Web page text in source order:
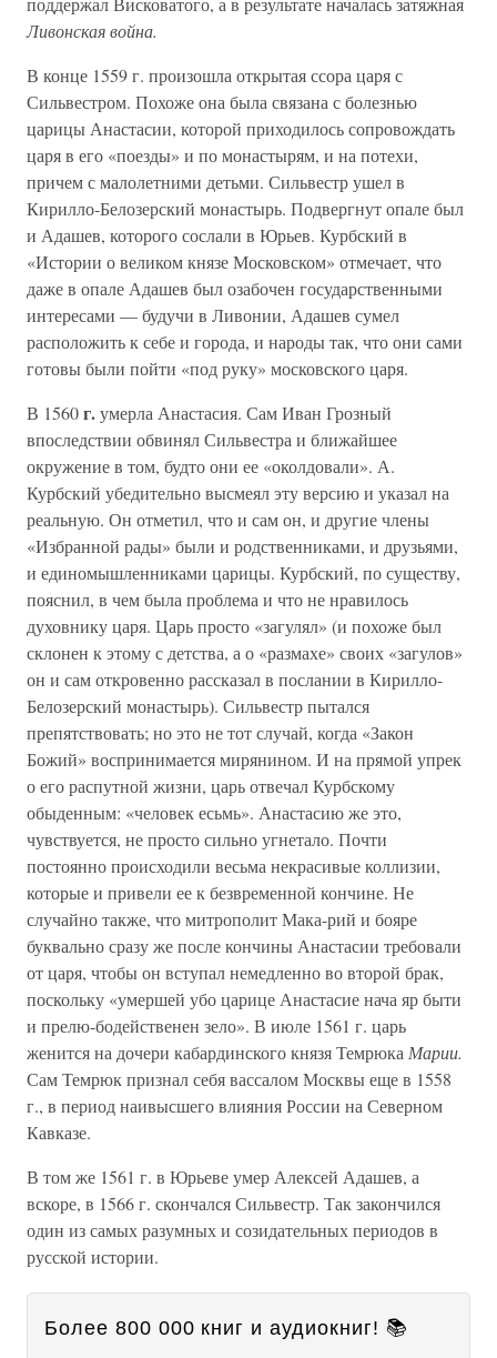
Ливонская война.
В конце 1559 г. произошла открытая ссора царя с
Сильвестром. Похоже она была связана с болезнью
царицы Анастасии, которой приходилось сопровождать
царя в его «поезды» и по монастырям, и на потехи,
причем с малолетними детьми. Сильвестр ушел в
Кирилло-Белозерский монастырь. Подвергнут опале был
и Адашев, которого сослали в Юрьев. Курбский в
«Истории о великом князе Московском» отмечает, что
даже в опале Адашев был озабочен государственными
интересами — будучи в Ливонии, Адашев сумел
расположить к себе и города, и народы так, что они сами
готовы были пойти «под руку» московского царя.
В 1560г.умерла Анастасия. Сам Иван Грозный
впоследствии обвинял Сильвестра и ближайшее
окружение в том, будто они ее «околдовали». А.
Курбский убедительно высмеял эту версию и указал на
реальную. Он отметил, что и сам он, и другие члены
«Избранной рады» были и родственниками, и друзьями,
и единомышленниками царицы. Курбский, по существу,
пояснил, в чем была проблема и что не нравилось
духовнику царя. Царь просто «загулял» (и похоже был
склонен к этому с детства, а о «размахе» своих «загулов»
он и сам откровенно рассказал в послании в Кирилло-
Белозерский монастырь). Сильвестр пытался
препятствовать; но это не тот случай, когда «Закон
Божий» воспринимается мирянином. И на прямой упрек
о его распутной жизни, царь отвечал Курбскому
обыденным: «человек есьмь». Анастасию же это,
чувствуется, не просто сильно угнетало. Почти
постоянно происходили весьма некрасивые коллизии,
которые и привели ее к безвременной кончине. Не
случайно также, что митрополит Мака-рий и бояре
буквально сразу же после кончины Анастасии требовали
от царя, чтобы он вступал немедленно во второй брак,
поскольку «умершей убо царице Анастасие нача яр быти
и прелю-бодейственен зело». В июле 1561 г. царь
женится на дочери кабардинского князя Темрюка Марии.
Сам Темрюк признал себя вассалом Москвы еще в 1558
г., в период наивысшего влияния России на Северном
Кавказе.
В том же 1561 г. в Юрьеве умер Алексей Адашев, а
вскоре, в 1566 г. скончался Сильвестр. Так закончился
один из самых разумных и созидательных периодов в
русской истории.
Более 800 000 книг и аудиокниг! 📚